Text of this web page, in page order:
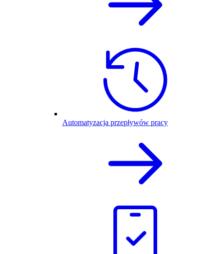
Automatyzacja przepływów pracy